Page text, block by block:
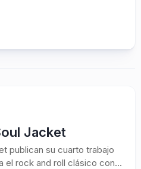
Jacket
publican su cuarto trabajo
el rock and roll clásico con...